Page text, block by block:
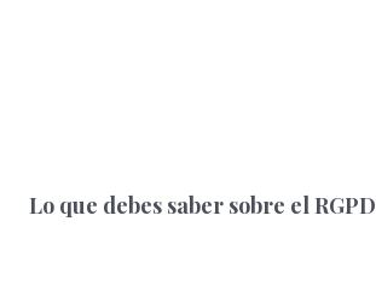
Lo que debes saber sobre el RGPD